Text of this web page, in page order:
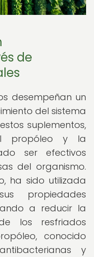
de
desempeñan un
del sistema
suplementos,
propóleo y la
ser efectivos
del organismo.
ha sido utilizada
propiedades
a reducir la
los resfriados
conocido
y